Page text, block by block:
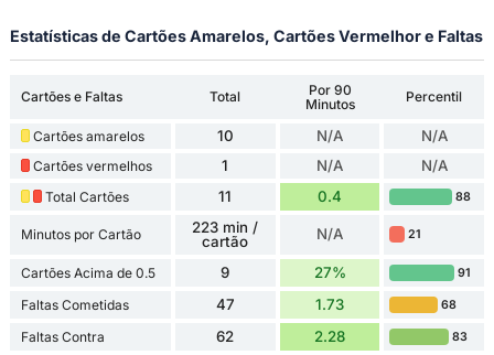
Estatísticas de Cartões Amarelos, Cartões Vermelhor e Faltas
Cartões e Faltas Total
Por 90
Minutos
Percentil
Cartões amarelos 10 N/A N/A
Cartões vermelhos 1 N/A N/A
Total Cartões 11 0.4 88
Minutos por Cartão
223 min /
cartão
N/A 21
Cartões Acima de 0.5 9 27% 91
Faltas Cometidas 47 1.73 68
Faltas Contra 62 2.28 83